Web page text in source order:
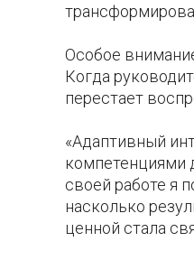
Особое
Когда
перестает
«Адаптивный
компетенциями
своей работе я
насколько
ценной стала